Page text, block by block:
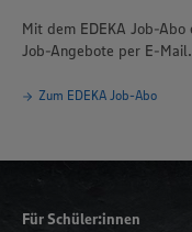
Mit dem EDEKA Job-
Job-Angebote per E-Mail.
Zum EDEKA Job-Abo
Für Schüler:innen